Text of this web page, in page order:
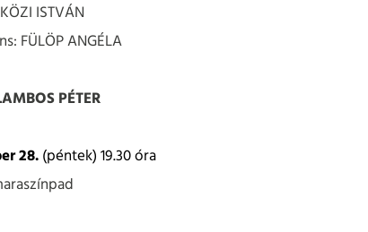
ISTVÁN
FÜLÖP ANGÉLA
PÉTER
28.(péntek) 19.30 óra